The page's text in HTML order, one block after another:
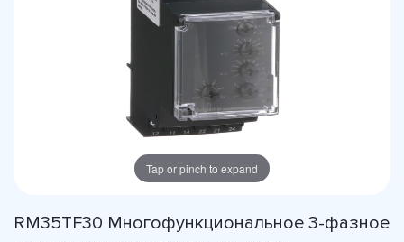
Tap or pinch to expand
RM35TF30 Многофункциональное 3-фазное